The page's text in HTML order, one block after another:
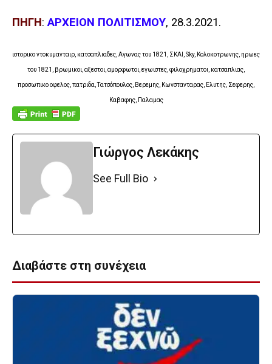
ΠΗΓΗ:ΑΡΧΕΙΟΝ ΠΟΛΙΤΙΣΜΟΥ, 28.3.2021.
ιστορικο ντοκυμανταιρ, κατσαπλιαδες, Αγωνας του 1821, ΣΚΑΙ, Sky, Κολοκοτρωνης, ηρωες
του 1821, βρωμικοι, αξεστοι, αμορφωτοι, εγωιστες, φιλοχρηματοι, κατσαπλιας,
προσωπικο οφελος, πατριδα, Τατσόπουλος, Βερεμης, Κωνστανταρας, Ελυτης, Σεφερης,
Καβαφης, Παλαμας
Γιώργος Λεκάκης
See Full Bio
Διαβάστε στη συνέχεια